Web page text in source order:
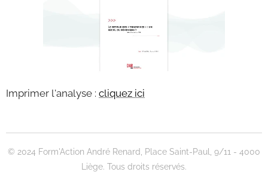
Imprimer l'analyse : cliquez ici
© 2024 Form'Action André Renard, Place Saint-Paul, 9/11 - 4000
Liège. Tous droits réservés.